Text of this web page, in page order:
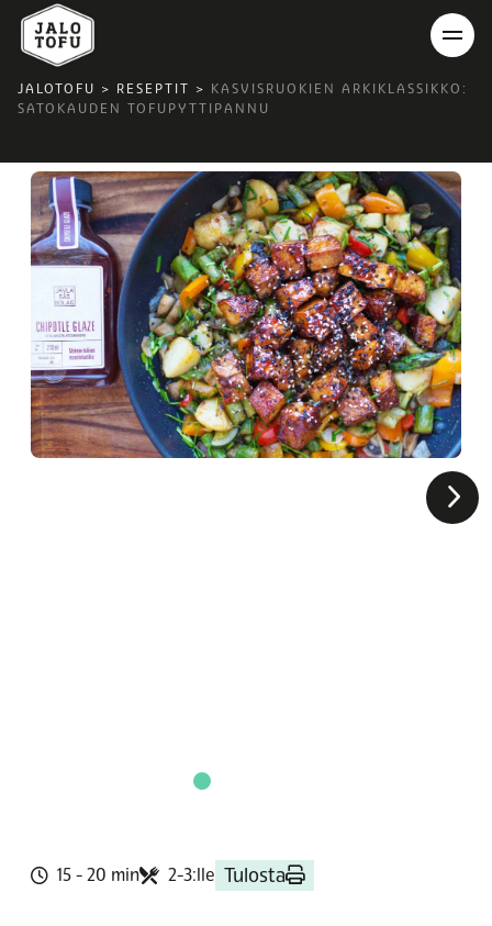
JALOTOFU > RESEPTIT >
KASVISRUOKIEN ARKIKLASSIKKO:
SATOKAUDEN TOFUPYTTIPANNU
15 - 20 min 2-3:lle Tulosta